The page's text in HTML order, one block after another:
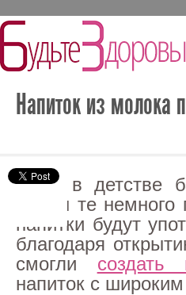
Напиток из молока
Если в детстве
чтобы те
напитки будут
благодаря
смогли
напиток с